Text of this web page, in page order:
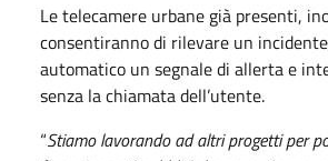
Le telecamere urbane già presenti,
consentiranno di rilevare un
automatico un segnale di allerta e
senza la chiamata dell’utente.
“Stiamo lavorando ad altri progetti per